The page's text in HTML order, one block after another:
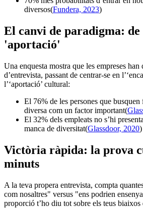
diversos(Fundera, 2023)
El canvi de paradigma:
'aportació'
Una enquesta mostra que les empreses
d’entrevista, passant de centrar-se en
l’‘aportació’ cultural:
El 76% de les persones que
diversa com un factor important(
El 32% dels empleats no s’hi
manca de diversitat(Glassdoor, 2020)
Victòria ràpida: la prova
minuts
A la teva propera entrevista, compta
com nosaltres" versus "ens podrien
proporció t’ho diu tot sobre els teus biaixos